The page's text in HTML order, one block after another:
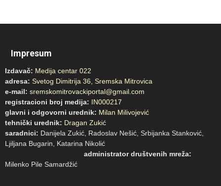
Impresum
Izdavač: Medija centar 022
adresa: Svetog Dimitrija 36, Sremska Mitrovica
e-mail: sremskomitrovackiportal@gmail.com
registracioni broj medija: IN000217
glavni i odgovorni urednik: Milan Milivojević
tehnički urednik: Dragan Zukić
saradnici: Danijela Zukić, Radoslav Nešić, Srbijanka Stanković,
Ljiljana Bugarin, Katarina Nikolić
administrator društvenih mreža:
Milenko Pile Samardžić